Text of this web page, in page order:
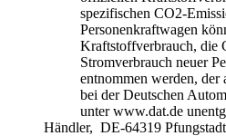
spezifischen CO2-
Personenkraftwagen
Kraftstoffverbrauch, die
Stromverbrauch neuer
entnommen werden, der
bei der Deutschen
unter www.dat.de
Händler, DE-64319 Pfungstadt